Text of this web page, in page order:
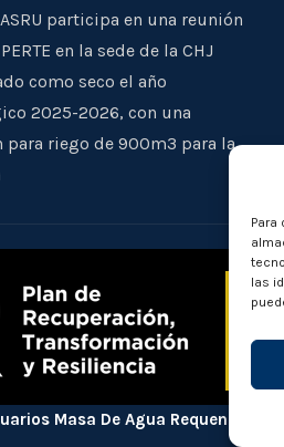
las
participa en una reunión
en la sede de la CHJ
como seco el año
2025-2026, con una
para riego de 900m3 para la
Masa De Agua Requena - Utiel